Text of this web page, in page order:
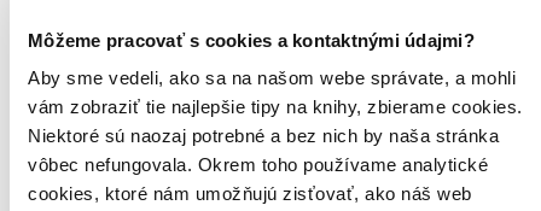
Môžeme pracovať s cookies a kontaktnými údajmi?
Aby sme vedeli, ako sa na našom webe správate, a mohli
vám zobraziť tie najlepšie tipy na knihy, zbierame cookies.
Niektoré sú naozaj potrebné a bez nich by naša stránka
vôbec nefungovala. Okrem toho používame analytické
cookies, ktoré nám umožňujú zisťovať, ako náš web